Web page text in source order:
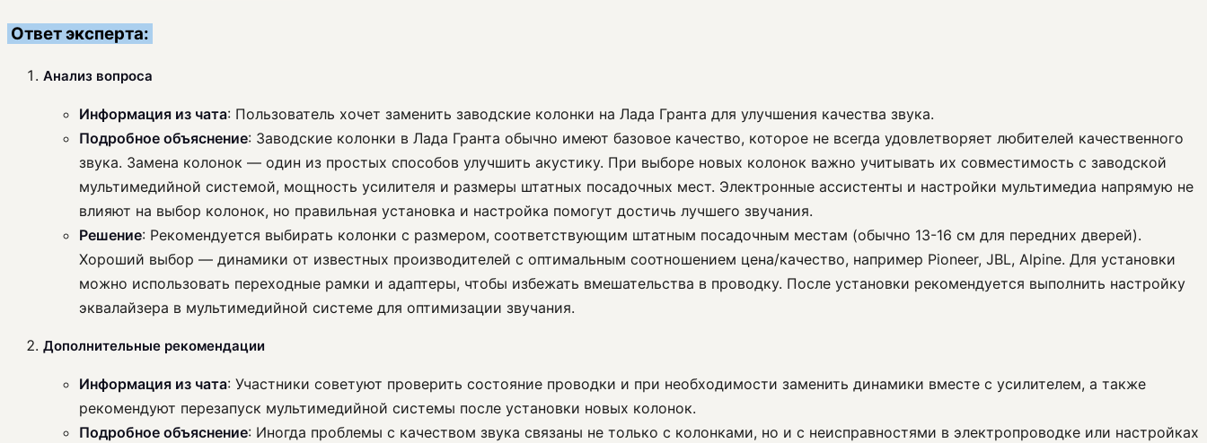
Ответ эксперта:
Анализ вопроса
Информация из чата: Пользователь хочет заменить заводские колонки на Лада Гранта для улучшения качества звука.
Подробное объяснение: Заводские колонки в Лада Гранта обычно имеют базовое качество, которое не всегда удовлетворяет любителей качественного
звука. Замена колонок — один из простых способов улучшить акустику. При выборе новых колонок важно учитывать их совместимость с заводской
мультимедийной системой, мощность усилителя и размеры штатных посадочных мест. Электронные ассистенты и настройки мультимедиа напрямую не
влияют на выбор колонок, но правильная установка и настройка помогут достичь лучшего звучания.
Решение: Рекомендуется выбирать колонки с размером, соответствующим штатным посадочным местам (обычно 13-16 см для передних дверей).
Хороший выбор — динамики от известных производителей с оптимальным соотношением цена/качество, например Pioneer, JBL, Alpine. Для установки
можно использовать переходные рамки и адаптеры, чтобы избежать вмешательства в проводку. После установки рекомендуется выполнить настройку
эквалайзера в мультимедийной системе для оптимизации звучания.
Дополнительные рекомендации
Информация из чата: Участники советуют проверить состояние проводки и при необходимости заменить динамики вместе с усилителем, а также
рекомендуют перезапуск мультимедийной системы после установки новых колонок.
Подробное объяснение: Иногда проблемы с качеством звука связаны не только с колонками, но и с неисправностями в электропроводке или настройках